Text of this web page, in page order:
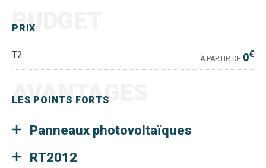
PRIX
BUDGET
T2 À PARTIR DE 0€
LES POINTS FORTS
AVANTAGES
Panneaux photovoltaïques
RT2012